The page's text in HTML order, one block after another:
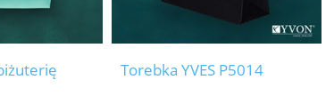
Torebka YVES P5014